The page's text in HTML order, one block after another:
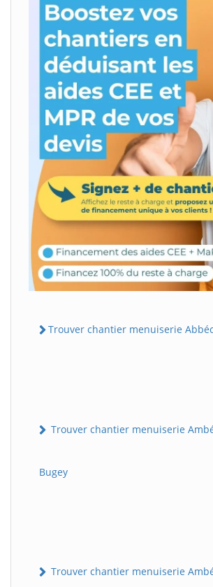
Trouver chantier menuiserie
Trouver chantier menuiserie
Bugey
Trouver chantier menuiserie